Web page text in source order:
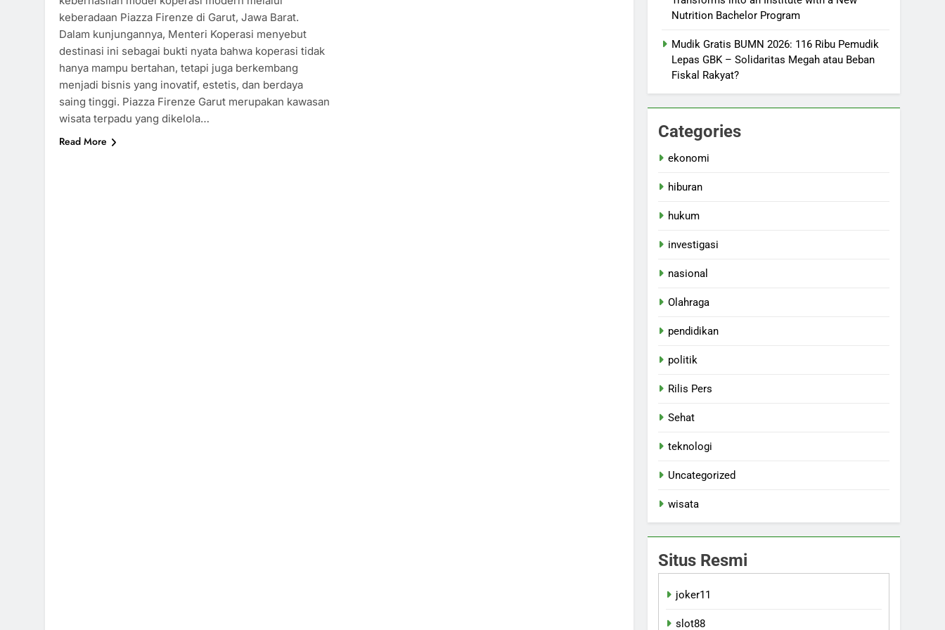
keberadaan Piazza Firenze di Garut, Jawa Barat.
Dalam kunjungannya, Menteri Koperasi menyebut
destinasi ini sebagai bukti nyata bahwa koperasi tidak
hanya mampu bertahan, tetapi juga berkembang
menjadi bisnis yang inovatif, estetis, dan berdaya
saing tinggi. Piazza Firenze Garut merupakan kawasan
wisata terpadu yang dikelola…
Read More
Nutrition Bachelor Program
Mudik Gratis BUMN 2026: 116 Ribu Pemudik
Lepas GBK – Solidaritas Megah atau Beban
Fiskal Rakyat?
Categories
ekonomi
hiburan
hukum
investigasi
nasional
Olahraga
pendidikan
politik
Rilis Pers
Sehat
teknologi
Uncategorized
wisata
Situs Resmi
joker11
slot88